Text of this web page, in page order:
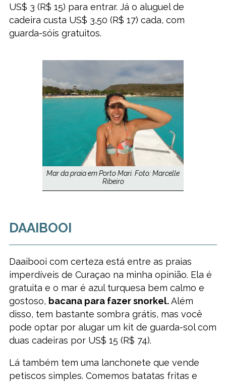
US$ 3 (R$ 15) para entrar. Já o aluguel de
cadeira custa US$ 3,50 (R$ 17) cada, com
guarda-sóis gratuitos.
Mar da praia em Porto Mari. Foto: Marcelle
Ribeiro
DAAIBOOI
Daaibooi com certeza está entre as praias
imperdíveis de Curaçao na minha opinião. Ela é
gratuita e o mar é azul turquesa bem calmo e
gostoso, bacana para fazer snorkel.Além
disso, tem bastante sombra grátis, mas você
pode optar por alugar um kit de guarda-sol com
duas cadeiras por US$ 15 (R$ 74).
Lá também tem uma lanchonete que vende
petiscos simples. Comemos batatas fritas e